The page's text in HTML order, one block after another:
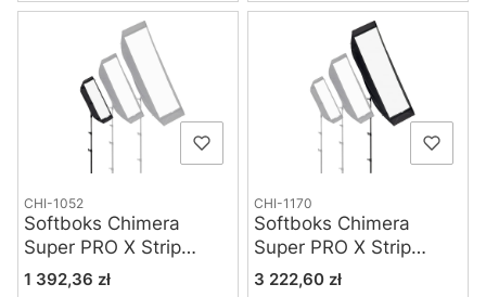
CHI-1052
Softboks Chimera
Super PRO X Strip
(silver) - Small
Cena
1 392,36 zł
CHI-1170
Softboks Chimera
Super PRO X Strip
(white) - Large
Cena
3 222,60 zł